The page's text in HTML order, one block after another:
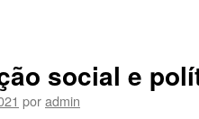
social e
poradmin